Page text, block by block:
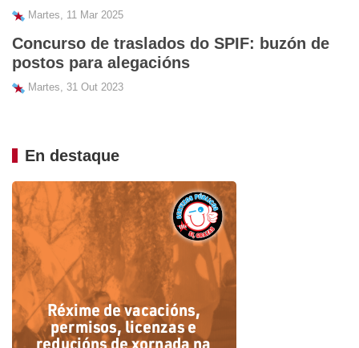
Martes, 11 Mar 2025
Concurso de traslados do SPIF: buzón de
postos para alegacións
Martes, 31 Out 2023
En destaque